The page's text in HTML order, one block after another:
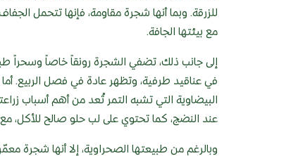
للزرقة. وبما أنها شجرة مقاومة، فإنها تتحمل
مع بيئتها الجافة.
إلى جانب ذلك، تضفي الشجرة رونقاً خاصاً وسحراً
في عناقيد طرفية، وتظهر عادة في فصل الربيع. أما
عند النضج، كما تحتوي على لب حلو صالح للأكل،
وبالرغم من طبيعتها الصحراوية، إلا أنها شجرة